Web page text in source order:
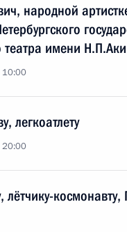
народной
театра имени
10:00
легкоатлету
20:00
космонавту,